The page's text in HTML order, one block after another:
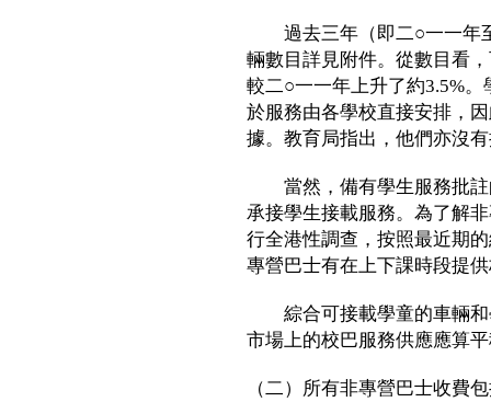
過去三年（即二○一一年
輛數目詳見附件。從數目看
較二○一一年上升了約3.5%
於服務由各學校直接安排，
據。教育局指出，他們亦沒
當然，備有學生服務批註
承接學生接載服務。為了解
行全港性調查，按照最近期
專營巴士有在上下課時段提
綜合可接載學童的車輛和
市場上的校巴服務供應應算
（二）所有非專營巴士收費